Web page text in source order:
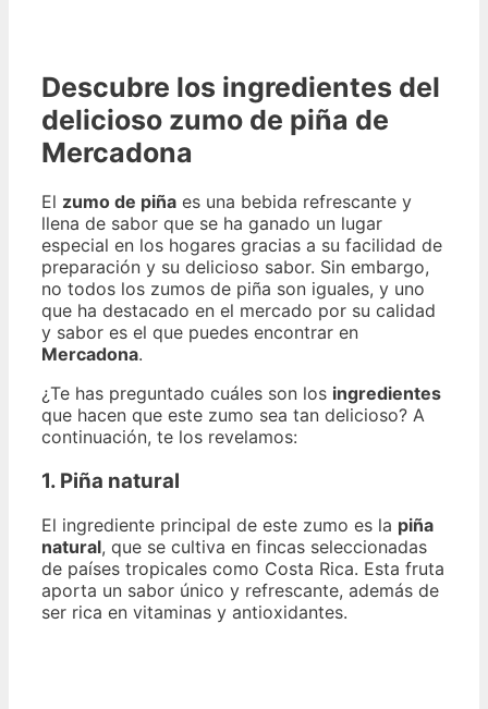
Descubre los ingredientes del
delicioso zumo de piña de
Mercadona
El zumo de piña es una bebida refrescante y
llena de sabor que se ha ganado un lugar
especial en los hogares gracias a su facilidad de
preparación y su delicioso sabor. Sin embargo,
no todos los zumos de piña son iguales, y uno
que ha destacado en el mercado por su calidad
y sabor es el que puedes encontrar en
Mercadona.
¿Te has preguntado cuáles son los ingredientes
que hacen que este zumo sea tan delicioso? A
continuación, te los revelamos:
1. Piña natural
El ingrediente principal de este zumo es la piña
natural, que se cultiva en fincas seleccionadas
de países tropicales como Costa Rica. Esta fruta
aporta un sabor único y refrescante, además de
ser rica en vitaminas y antioxidantes.